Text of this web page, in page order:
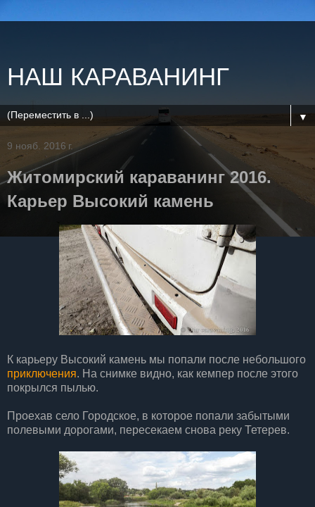
НАШ КАРАВАНИНГ
▼
9 нояб. 2016 г.
Житомирский караванинг 2016.
Карьер Высокий камень
К карьеру Высокий камень мы попали после небольшого
приключения. На снимке видно, как кемпер после этого
покрылся пылью.
Проехав село Городское, в которое попали забытыми
полевыми дорогами, пересекаем снова реку Тетерев.